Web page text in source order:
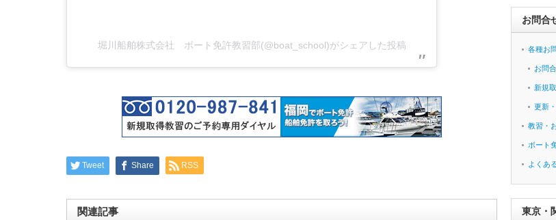
堀川船舶株式会社 ボート免許教習部(@boat_school)がシェアした投稿
Tweet Share RSS
関連記事
お問合
各種お
お問
新規
更新
教習・
ボート
よくあ
東京・